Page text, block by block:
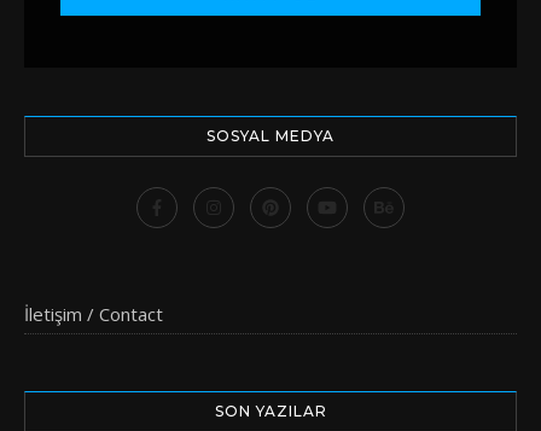
SOSYAL MEDYA
İletişim / Contact
SON YAZILAR